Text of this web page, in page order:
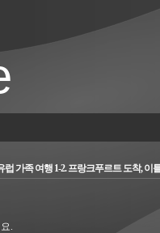
럽 가족 여행 1-2. 프랑크푸르트 도착, 이
.